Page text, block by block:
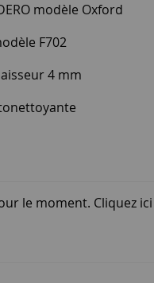
modèle Oxford
F702
4 mm
le moment. Cliquez